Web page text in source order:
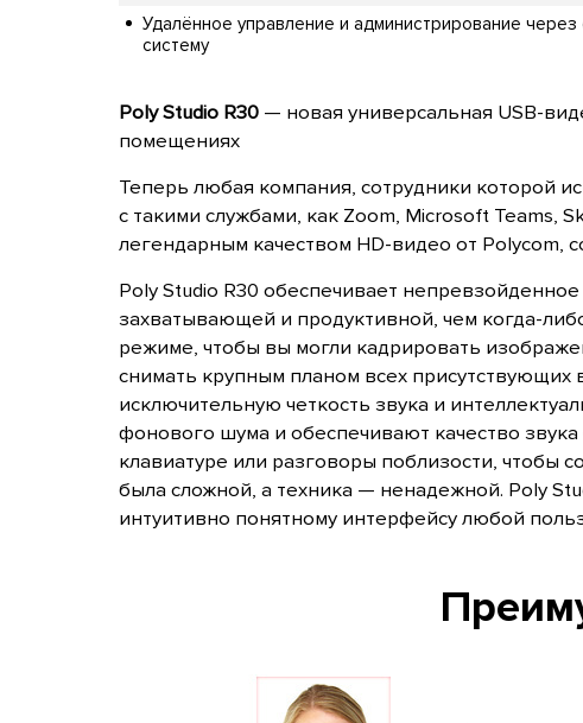
Удалённое управление и администрирование
систему
Poly Studio R30— новая универсальная USB-
помещениях
Теперь любая компания, сотрудники которой
с такими службами, как Zoom, Microsoft Teams,
легендарным качеством HD-видео от Polycom,
Poly Studio R30 обеспечивает
захватывающей и продуктивной, чем когда-
режиме, чтобы вы могли кадрировать
снимать крупным планом всех
исключительную четкость звука и
фонового шума и обеспечивают качество
клавиатуре или разговоры поблизости, чтобы
была сложной, а техника — ненадежной. Poly
интуитивно понятному интерфейсу любой